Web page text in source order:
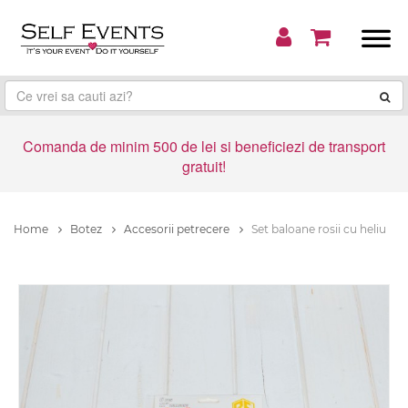
Comanda de minim 500 de lei si beneficiezi de transport
gratuit!
Home Botez Accesorii petrecere Set baloane rosii cu heliu